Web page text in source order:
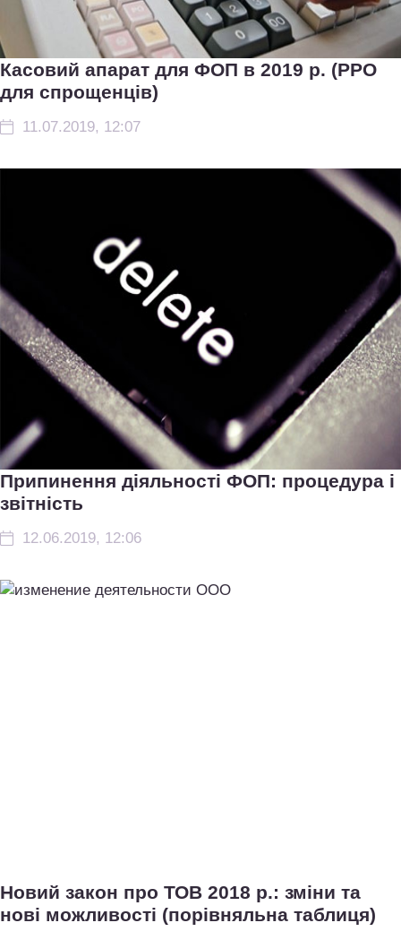
Касовий апарат для ФОП в 2019 р. (РРО
для спрощенців)
11.07.2019, 12:07
Припинення діяльності ФОП: процедура і
звітність
12.06.2019, 12:06
Новий закон про ТОВ 2018 р.: зміни та
нові можливості (порівняльна таблиця)